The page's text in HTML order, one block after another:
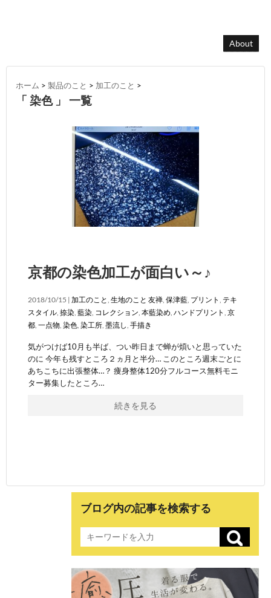
About
ホーム > 製品のこと > 加工のこと >
「 染色 」 一覧
京都の染色加工が面白い～♪
2018/10/15 | 加工のこと 生地のこと 友禅 保津藍 プリント テキ
スタイル 捺染 藍染 コレクション 本藍染め ハンドプリント 京
都 一点物 染色 染工所 墨流し 手描き
気がつけば10月も半ば、つい昨日まで蝉が煩いと思っていた
のに 今年も残すところ２ヵ月と半分… このところ週末ごとに
あちこちに出張整体…？ 痩身整体120分フルコース無料モニ
ター募集したところ…
続きを見る
ブログ内の記事を検索する